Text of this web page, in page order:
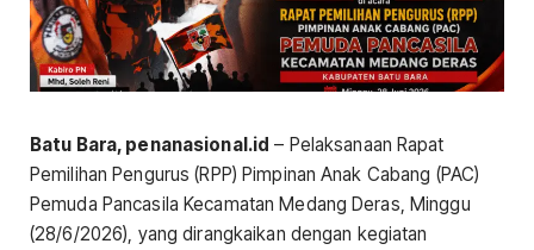
Batu Bara, penanasional.id – Pelaksanaan Rapat
Pemilihan Pengurus (RPP) Pimpinan Anak Cabang (PAC)
Pemuda Pancasila Kecamatan Medang Deras, Minggu
(28/6/2026), yang dirangkaikan dengan kegiatan